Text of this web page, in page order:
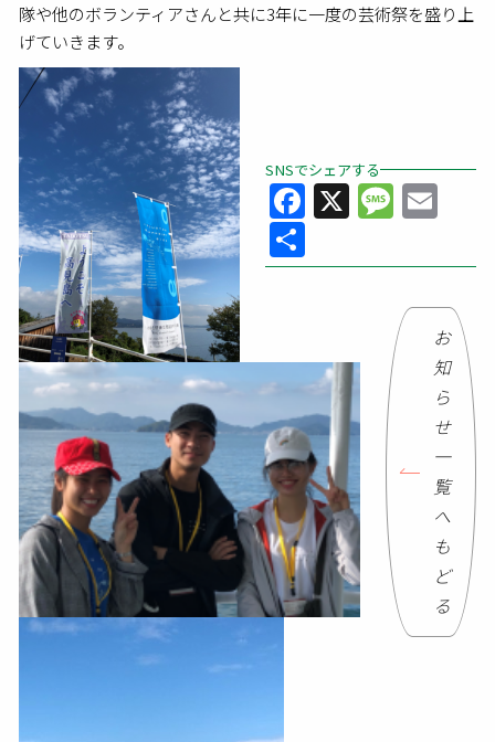
隊や他のボランティアさんと共に3年に一度の芸術祭を盛り上
げていきます。
SNSでシェアする
Facebook
X
共
有
お
知
ら
せ
一
覧
へ
も
ど
る